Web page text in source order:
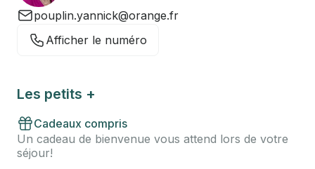
pouplin.yannick@orange.fr
Afficher le numéro
Les petits +
Cadeaux compris
Un cadeau de bienvenue vous attend lors de votre
séjour!